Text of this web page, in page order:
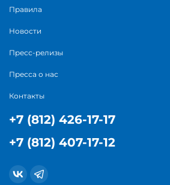
Правила
Новости
Пресс-релизы
Пресса о нас
Контакты
+7 (812) 426-17-17
+7 (812) 407-17-12